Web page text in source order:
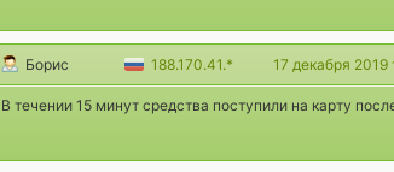
Борис 188.170.41.* 17 декабря 2019
В течении 15 минут средства поступили на карту